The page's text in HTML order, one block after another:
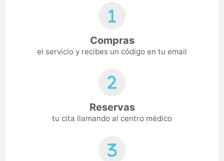
Compras
el servicio y recibes un código en tu email
Reservas
tu cita llamando al centro médico